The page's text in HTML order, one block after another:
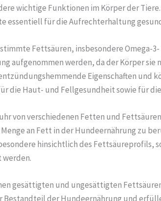
wichtige Funktionen im Körper der
essentiell für die Aufrechterhaltung
Fettsäuren, insbesondere Omega-
aufgenommen werden, da der Körper
Eigenschaften und
die Haut- und Fellgesundheit sowie für
von verschiedenen Fetten und
an Fett in der Hundeernährung zu
hinsichtlich des Fettsäureprofils,
gesättigten und ungesättigten
Bestandteil der Hundeernährung und